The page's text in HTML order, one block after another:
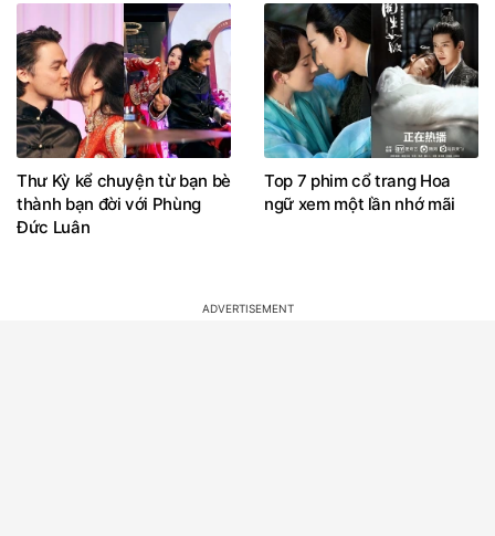
Thư Kỳ kể chuyện từ bạn bè
thành bạn đời với Phùng
Đức Luân
Top 7 phim cổ trang Hoa
ngữ xem một lần nhớ mãi